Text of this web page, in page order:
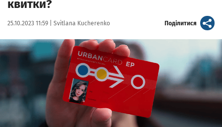
квитки?
Data publikacji:
25.10.2023 11:59 | Autor:
Svitlana Kucherenko Поділитися artykuł
Kliknij, aby powiększyć